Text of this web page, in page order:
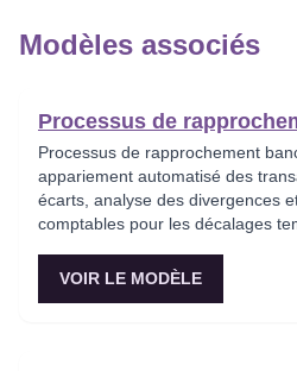
Modèles associés
Processus de
Processus de rapprochement
appariement automatisé des
écarts, analyse des divergences
comptables pour les décalages
VOIR LE MODÈLE